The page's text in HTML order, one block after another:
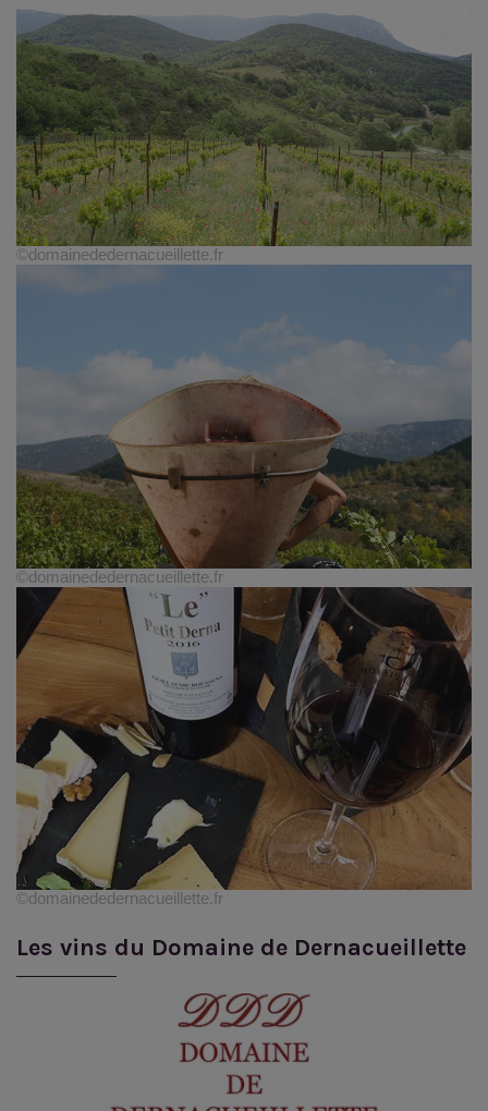
©domainededernacueillette.fr
©domainededernacueillette.fr
©domainededernacueillette.fr
Les vins du Domaine de Dernacueillette